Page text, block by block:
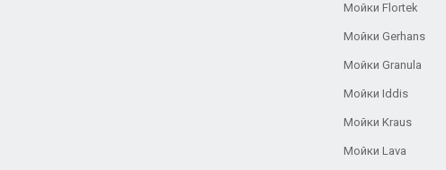
Мойки Flortek
Мойки Gerhans
Мойки Granula
Мойки Iddis
Мойки Kraus
Мойки Lava